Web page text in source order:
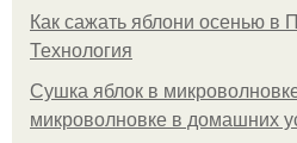
Как сажать яблони осенью в
Технология
Сушка яблок в
микроволновке в домашних